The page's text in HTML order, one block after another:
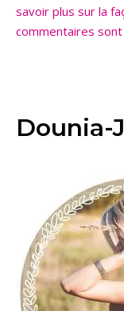
savoir plus sur la
commentaires
Dounia-